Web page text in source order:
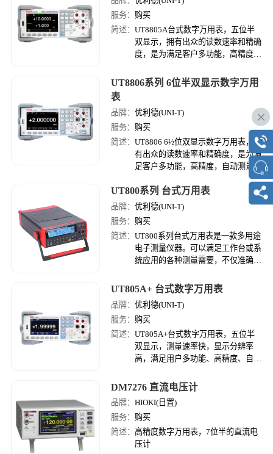
服务： 购买
简述：UT8805A台式数字万用表，五位半
双显示，拥有出众的读数速率和精确
度，是为满足客户多功能，高精度，
UT8806系列 6位半双显示数字万用
表
品牌：优利德(UNI-T)
服务： 购买
简述：UT8806 6½位双显示数字万用表，拥
有出众的读数速率和精确度，是为满
足客户多功能，高精度，自动测量要
求而设计的一款产品。除基本测量
外，还有各种数学运算功能和更加人
性化设计。
UT800系列 台式万用表
品牌：优利德(UNI-T)
服务： 购买
简述：UT800系列台式万用表是一款多用途
电子测量仪器。可以满足工作台或系
统应用的各种测量需要，不仅准确度
UT805A+ 台式数字万用表
品牌：优利德(UNI-T)
服务： 购买
简述：UT805A+台式数字万用表，五位半
双显示，测量速率快，显示分辨率
高，满足用户多功能、高精度、自动
DM7276 直流电压计
品牌：HIOKI(日置)
服务： 购买
简述： 高精度数字万用表，7位半的直流电
压计